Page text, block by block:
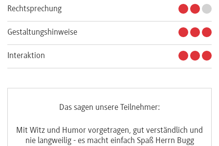
Rechtsprechung
Gestaltungshinweise
Interaktion
Das sagen unsere Teilnehmer:
Mit Witz und Humor vorgetragen, gut verständlich und
nie langweilig - es macht einfach Spaß Herrn Bugg